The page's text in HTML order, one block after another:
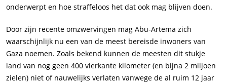
onderwerpt en hoe straffeloos het dat ook mag blijven doen.
Door zijn recente omzwervingen mag Abu-Artema zich
waarschijnlijk nu een van de meest bereisde inwoners van
Gaza noemen. Zoals bekend kunnen de meesten dit stukje
land van nog geen 400 vierkante kilometer (en bijna 2 miljoen
zielen) niet of nauwelijks verlaten vanwege de al ruim 12 jaar